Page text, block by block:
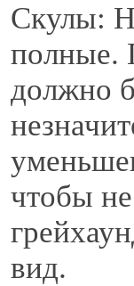
Скулы:
полные.
должно
чтобы
вид.